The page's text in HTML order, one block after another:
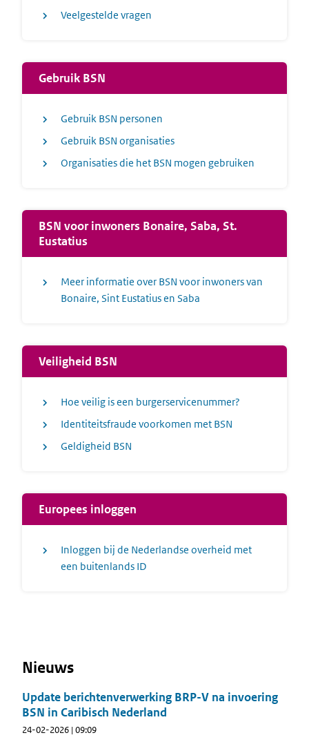
Veelgestelde vragen
Gebruik BSN
Gebruik BSN personen
Gebruik BSN organisaties
Organisaties die het BSN mogen gebruiken
BSN voor inwoners Bonaire, Saba, St.
Eustatius
Meer informatie over BSN voor inwoners van
Bonaire, Sint Eustatius en Saba
Veiligheid BSN
Hoe veilig is een burgerservicenummer?
Identiteitsfraude voorkomen met BSN
Geldigheid BSN
Europees inloggen
Inloggen bij de Nederlandse overheid met
een buitenlands ID
Nieuws
Update berichtenverwerking BRP-V na invoering
BSN in Caribisch Nederland
24-02-2026 | 09:09